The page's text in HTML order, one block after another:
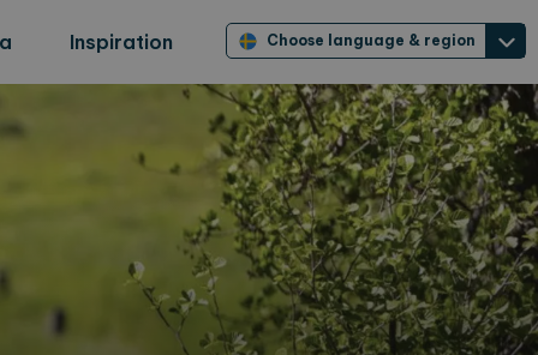
Inspiration Choose language & region